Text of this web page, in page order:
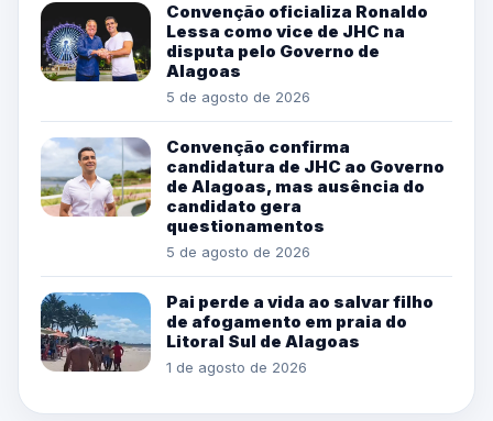
Convenção oficializa Ronaldo
Lessa como vice de JHC na
disputa pelo Governo de
Alagoas
5 de agosto de 2026
Convenção confirma
candidatura de JHC ao Governo
de Alagoas, mas ausência do
candidato gera
questionamentos
5 de agosto de 2026
Pai perde a vida ao salvar filho
de afogamento em praia do
Litoral Sul de Alagoas
1 de agosto de 2026